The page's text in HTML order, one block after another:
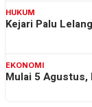
HUKUM
Kejari Palu
EKONOMI
Mulai 5 Agustus,